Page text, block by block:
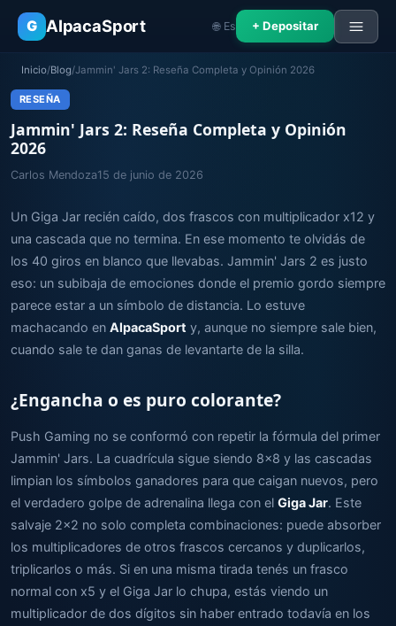
G AlpacaSport 🌐 Es + Depositar
Inicio/Blog/Jammin' Jars 2: Reseña Completa y Opinión 2026
RESEÑA
Jammin' Jars 2: Reseña Completa y Opinión
2026
Carlos Mendoza15 de junio de 2026
Un Giga Jar recién caído, dos frascos con multiplicador x12 y
una cascada que no termina. En ese momento te olvidás de
los 40 giros en blanco que llevabas. Jammin' Jars 2 es justo
eso: un subibaja de emociones donde el premio gordo siempre
parece estar a un símbolo de distancia. Lo estuve
machacando en AlpacaSport y, aunque no siempre sale bien,
cuando sale te dan ganas de levantarte de la silla.
¿Engancha o es puro colorante?
Push Gaming no se conformó con repetir la fórmula del primer
Jammin' Jars. La cuadrícula sigue siendo 8x8 y las cascadas
limpian los símbolos ganadores para que caigan nuevos, pero
el verdadero golpe de adrenalina llega con el Giga Jar. Este
salvaje 2x2 no solo completa combinaciones: puede absorber
los multiplicadores de otros frascos cercanos y duplicarlos,
triplicarlos o más. Si en una misma tirada tenés un frasco
normal con x5 y el Giga Jar lo chupa, estás viendo un
multiplicador de dos dígitos sin haber entrado todavía en los